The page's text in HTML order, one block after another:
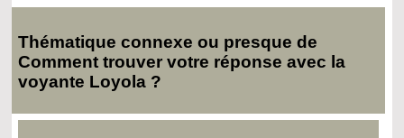
Thématique connexe ou presque de
Comment trouver votre réponse avec la
voyante Loyola ?